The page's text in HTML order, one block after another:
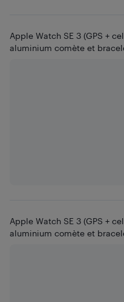
Apple Watch SE 3 (GPS +
aluminium comète et
Apple Watch SE 3 (GPS +
aluminium comète et